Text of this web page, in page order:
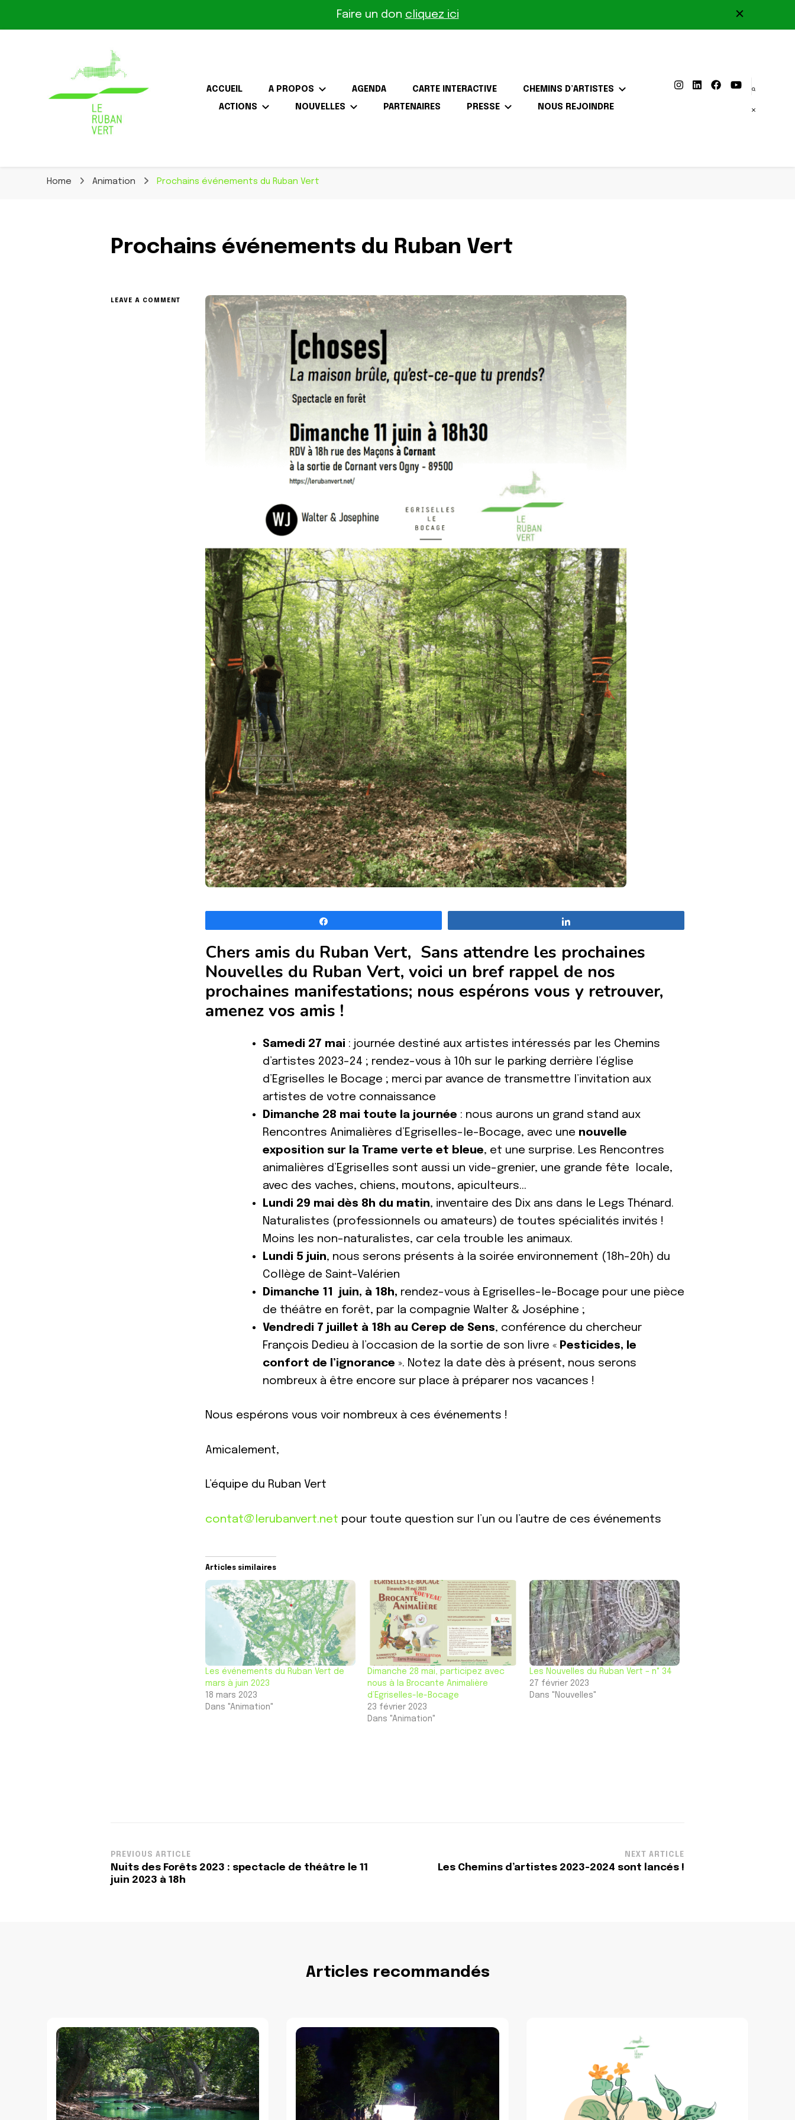
Faire un don cliquez ici
ACCUEIL A PROPOS AGENDA CARTE INTERACTIVE
CHEMINS D’ARTISTES
ACTIONS
NOUVELLES PARTENAIRES PRESSE NOUS REJOINDRE
Home Animation Prochains événements du Ruban Vert
Prochains événements du Ruban Vert
LEAVE A COMMENT
PROCHAINS
ÉVÉNEMENTS
Chers amis du Ruban Vert, Sans attendre les prochaines
Nouvelles du Ruban Vert, voici un bref rappel de nos
prochaines manifestations; nous espérons vous y retrouver,
amenez vos amis !
Samedi 27 mai : journée destiné aux artistes intéressés par les Chemins
d’artistes 2023-24 ; rendez-vous à 10h sur le parking derrière l’église
d’Egriselles le Bocage ; merci par avance de transmettre l’invitation aux
artistes de votre connaissance
Dimanche 28 mai toute la journée : nous aurons un grand stand aux
Rencontres Animalières d’Egriselles-le-Bocage, avec une nouvelle
exposition sur la Trame verte et bleue, et une surprise. Les Rencontres
animalières d’Egriselles sont aussi un vide-grenier, une grande fête locale,
avec des vaches, chiens, moutons, apiculteurs…
Lundi 29 mai dès 8h du matin, inventaire des Dix ans dans le Legs Thénard.
Naturalistes (professionnels ou amateurs) de toutes spécialités invités !
Moins les non-naturalistes, car cela trouble les animaux.
Lundi 5 juin, nous serons présents à la soirée environnement (18h-20h) du
Collège de Saint-Valérien
Dimanche 11 juin, à 18h, rendez-vous à Egriselles-le-Bocage pour une pièce
de théâtre en forêt, par la compagnie Walter & Joséphine ;
Vendredi 7 juillet à 18h au Cerep de Sens, conférence du chercheur
François Dedieu à l’occasion de la sortie de son livre « Pesticides, le
confort de l’ignorance ». Notez la date dès à présent, nous serons
nombreux à être encore sur place à préparer nos vacances !
Nous espérons vous voir nombreux à ces événements !
Amicalement,
L’équipe du Ruban Vert
contat@lerubanvert.net pour toute question sur l’un ou l’autre de ces événements
Articles similaires
Les événements du Ruban Vert de
mars à juin 2023
18 mars 2023
Dans "Animation"
Dimanche 28 mai, participez avec
nous à la Brocante Animalière
d’Egriselles-le-Bocage
23 février 2023
Dans "Animation"
Les Nouvelles du Ruban Vert – n° 34
27 février 2023
Dans "Nouvelles"
Post
Navigation
PREVIOUS ARTICLE
Nuits des Forêts 2023 : spectacle de théâtre le 11
juin 2023 à 18h
NEXT ARTICLE
Les Chemins d’artistes 2023-2024 sont lancés !
Articles recommandés